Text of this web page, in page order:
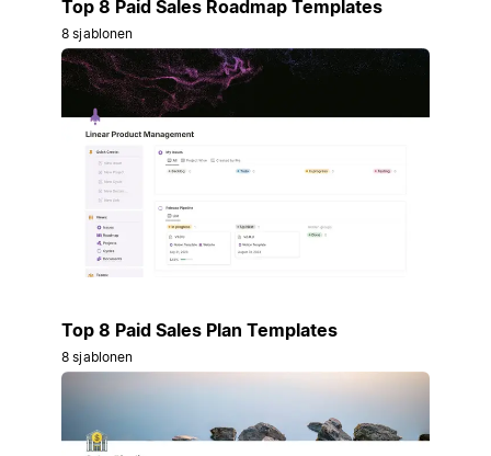
Top 8 Paid Sales Roadmap Templates
8 sjablonen
Top 8 Paid Sales Plan Templates
8 sjablonen